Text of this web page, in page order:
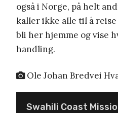
også i Norge, på helt
kaller ikke alle til å reise
bli her hjemme og vise
handling.
Ole Johan Bredvei
Swahili Coast